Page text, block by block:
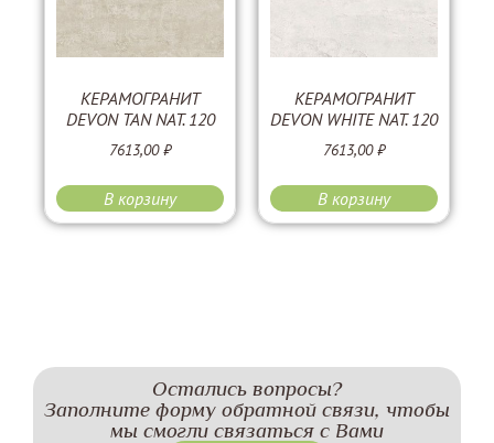
КЕРАМОГРАНИТ
DEVON TAN NAT. 120
7613,00₽
В корзину
КЕРАМОГРАНИТ
DEVON WHITE NAT. 120
7613,00₽
В корзину
Остались вопросы?
Заполните форму обратной связи, чтобы
мы смогли связаться с Вами